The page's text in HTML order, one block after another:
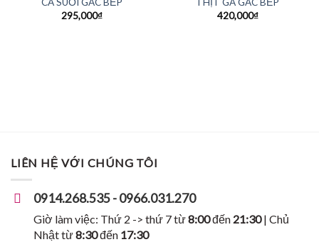
CÁ SUỐI GÁC BẾP
295,000₫
THỊT GÀ GÁC BẾP
420,000₫
LIÊN HỆ VỚI CHÚNG TÔI
0914.268.535 - 0966.031.270
Giờ làm việc: Thứ 2 -> thứ 7 từ8:00đến 21:30| Chủ
Nhật từ8:30đến 17:30